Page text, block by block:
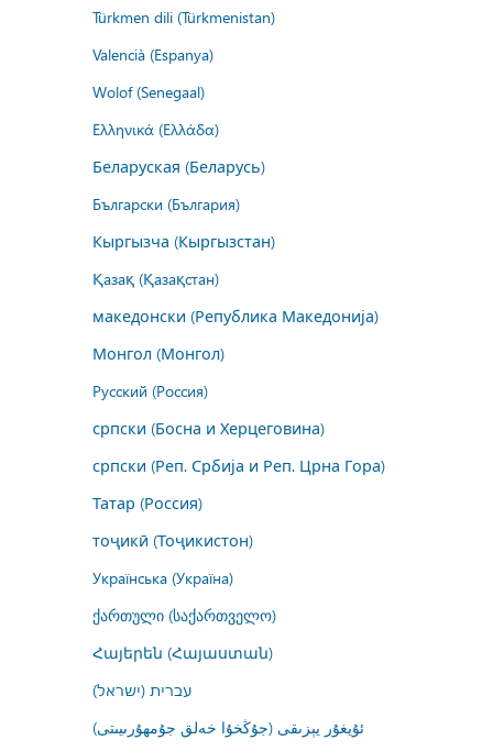
Türkmen dili (Türkmenistan)
Valencià (Espanya)
Wolof (Senegaal)
Ελληνικά (Ελλάδα)
Беларуская (Беларусь)
Български (България)
Кыргызча (Кыргызстан)
Қазақ (Қазақстан)
македонски (Република Македонија)
Монгол (Монгол)
Русский (Россия)
српски (Босна и Херцеговина)
српски (Реп. Србија и Реп. Црна Гора)
Татар (Россия)
тоҷикӣ (Тоҷикистон)
Українська (Україна)
ქართული (საქართველო)
Հայերեն (Հայաստան)
עברית (ישראל)
ئۇيغۇر يېزىقى (جۇڭخۇا خەلق جۇمھۇرىيىتى)